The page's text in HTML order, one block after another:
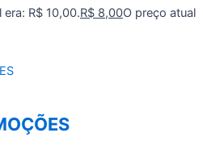
R$ 10,00.R$ 8,00O preço atual